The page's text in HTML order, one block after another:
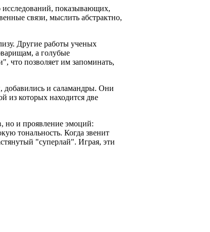
показывающих,
связи, мыслить абстрактно,
Другие работы ученых
а голубые
что позволяет им запоминать,
и саламандры. Они
из которых находится две
но и проявление эмоций:
тональность. Когда звенит
"суперлай". Играя, эти